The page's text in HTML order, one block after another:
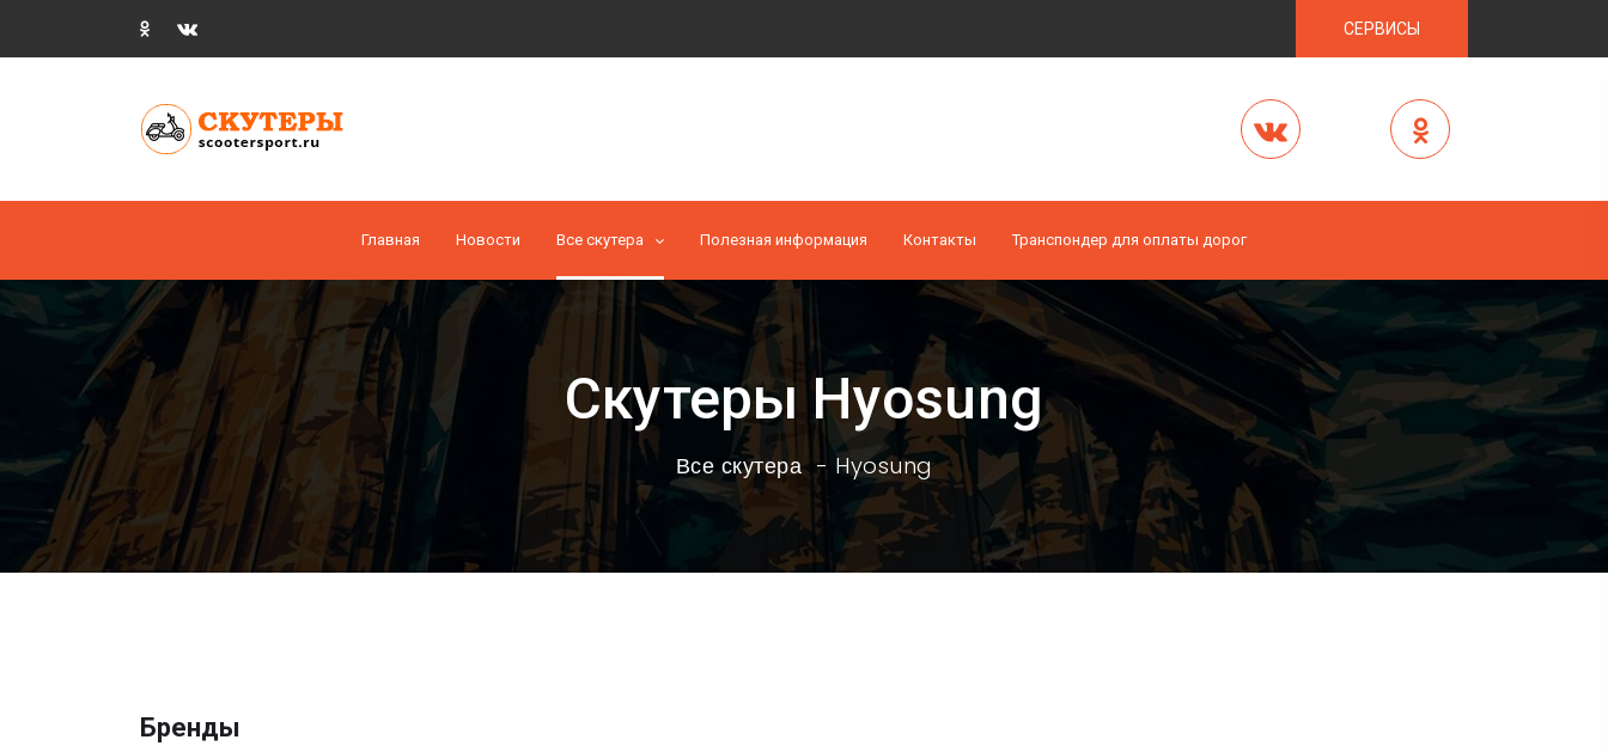
СЕРВИСЫ
Главная Новости Все скутера Полезная информация Контакты Транспондер для оплаты дорог
Скутеры Hyosung
Все скутера Hyosung
Бренды